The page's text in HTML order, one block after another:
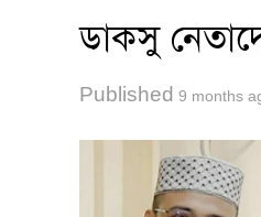
ডাকসু
Published 9 months